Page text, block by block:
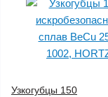
Узкогубцы 150